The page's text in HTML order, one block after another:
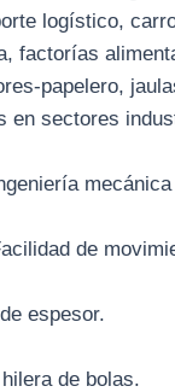
logístico,
factorías
papelero,
en sectores
de
espesor.
de bolas.